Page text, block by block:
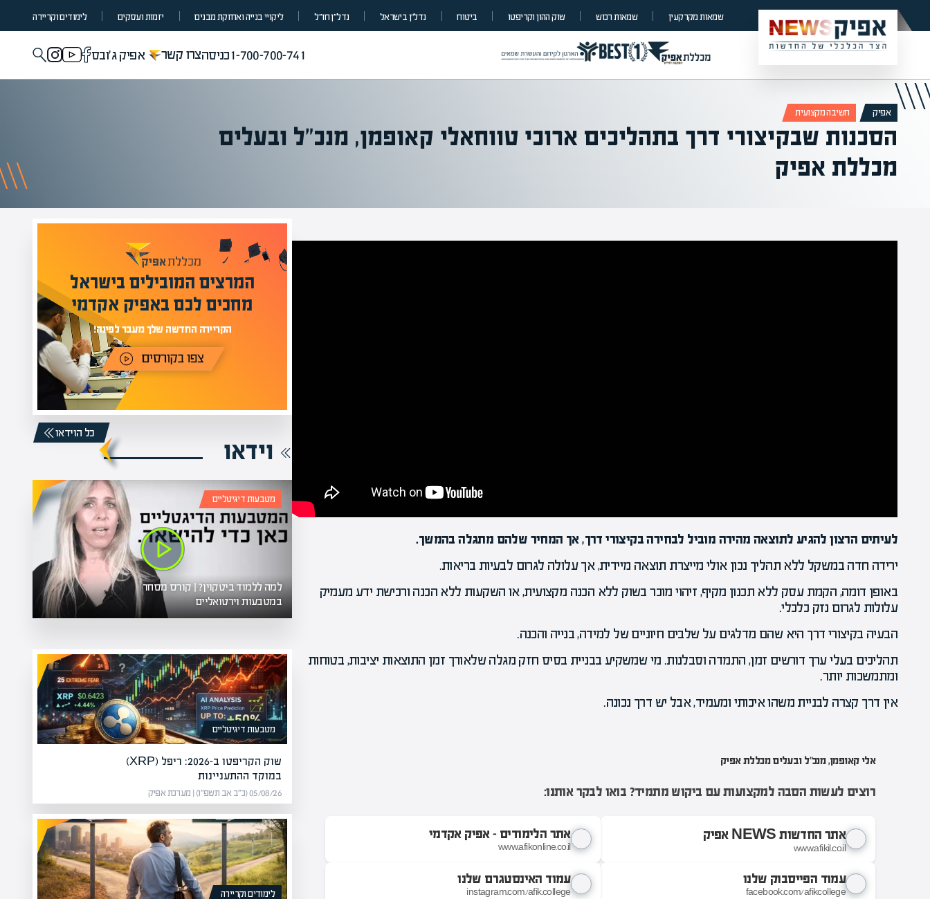
שמאות מקרקעין שמאות רכוש שוק ההון וקריפטו ביטוח נדל”ן בישראל נדל״ן חו״ל ליקויי בנייה ואחזקת מבנים יזמות ועסקים לימודים וקריירה
1-700-700-741כניסהצרו קשר אפיק ג'ובס
אפיק חשיבה מקצועית
הסכנות שבקיצורי דרך בתהליכים ארוכי טווחאלי קאופמן, מנכ"ל ובעלים
מכללת אפיק
לעיתים הרצון להגיע לתוצאה מהירה מוביל לבחירה בקיצורי דרך, אך המחיר שלהם מתגלה בהמשך.
ירידה חדה במשקל ללא תהליך נכון אולי מייצרת תוצאה מיידית, אך עלולה לגרום לבעיות בריאות.
באופן דומה, הקמת עסק ללא תכנון מקיף, זיהוי מוכר בשוק ללא הכנה מקצועית, או השקעות ללא הכנה ורכישת ידע מעמיק
עלולות לגרום נזק כלכלי.
הבעיה בקיצורי דרך היא שהם מדלגים על שלבים חיוניים של למידה, בנייה והכנה.
תהליכים בעלי ערך דורשים זמן, התמדה וסבלנות. מי שמשקיע בבניית בסיס חזק מגלה שלאורך זמן התוצאות יציבות, בטוחות
ומתמשכות יותר.
אין דרך קצרה לבניית משהו איכותי ומעמיד, אבל יש דרך נכונה.
אלי קאופמן, מנכ"ל ובעלים מכללת אפיק
רוצים לעשות הסבה למקצועות עם ביקוש מתמיד? בואו לבקר אותנו:
אתר החדשות NEWS אפיק
www.afikil.co.il
אתר הלימודים - אפיק אקדמי
www.afikonline.co.il
עמוד הפייסבוק שלנו
facebook.com/afikcollege
עמוד האינסטגרם שלנו
instagram.com/afik.college
המרצים המובילים בישראל
מחכים לכם באפיק אקדמי
מומחים בהערכת שווי
מעל 1000 מומחים
בהערכות שווי
מחכים לכם באתר
וידאו
כל הוידאו
מטבעות דיגיטליים
למה ללמוד ביטקוין? | קורס מסחר
במטבעות וירטואליים
מטבעות דיגיטליים
שוק הקריפטו ב-2026: ריפל (XRP)
במוקד ההתעניינות
05/08/26 (כ״ב אב תשפ״ו) | מערכת אפיק
לימודים וקריירה